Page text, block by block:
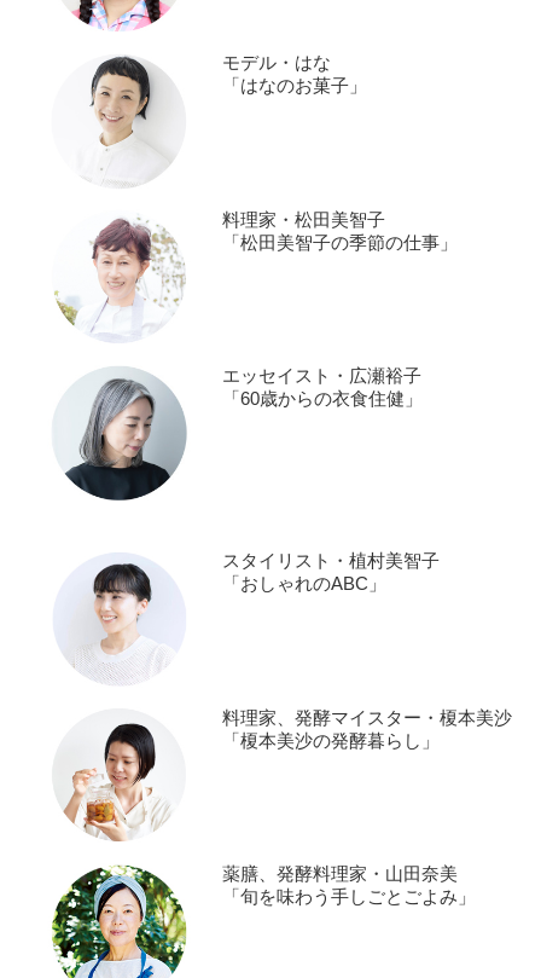
モデル・はな
「はなのお菓子」
料理家・松田美智子
「松田美智子の季節の仕事」
エッセイスト・広瀬裕子
「60歳からの衣食住健」
スタイリスト・植村美智子
「おしゃれのABC」
料理家、発酵マイスター・榎本美沙
「榎本美沙の発酵暮らし」
薬膳、発酵料理家・山田奈美
「旬を味わう手しごとごよみ」